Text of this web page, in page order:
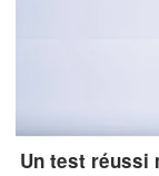
Un test réussi